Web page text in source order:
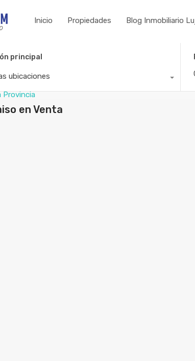
Inicio Propiedades Blog Inmobiliario
principal
ubicaciones
Provincia
en Venta